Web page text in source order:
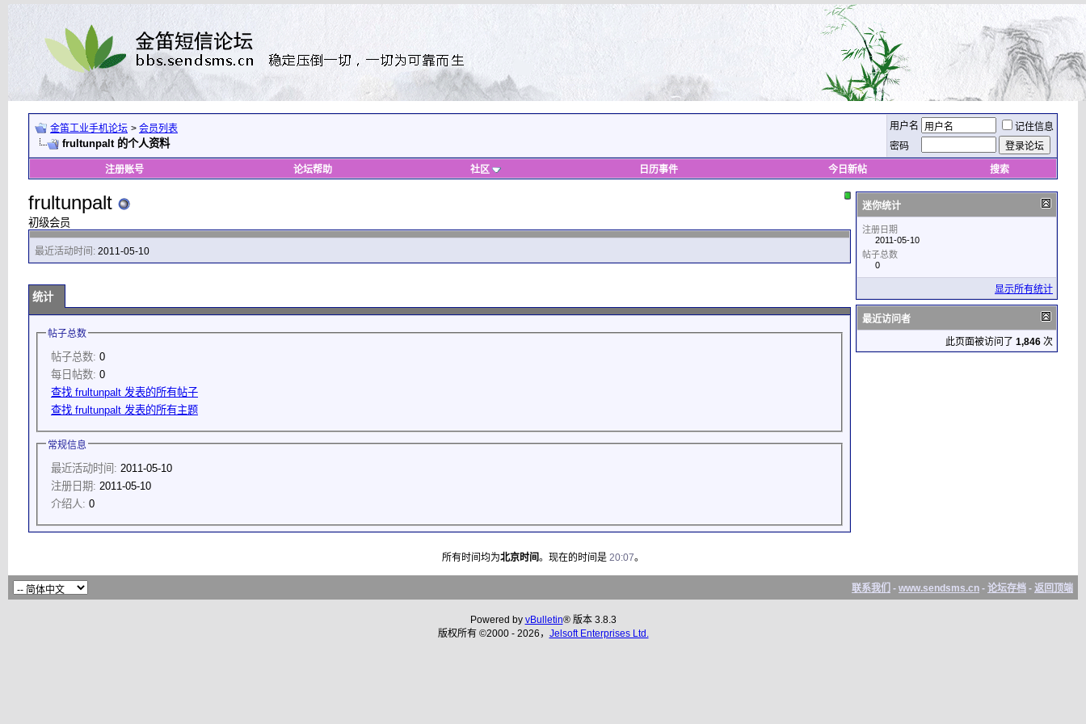
金笛工业手机论坛 > 会员列表
frultunpalt 的个人资料
用户名
记住信息
密码
注册账号 论坛帮助 社区 日历事件 今日新帖 搜索
frultunpalt
初级会员
最近活动时间: 2011-05-10
统计
帖子总数
帖子总数: 0
每日帖数: 0
查找 frultunpalt 发表的所有帖子
查找 frultunpalt 发表的所有主题
常规信息
最近活动时间: 2011-05-10
注册日期: 2011-05-10
介绍人: 0
迷你统计
注册日期
2011-05-10
帖子总数
0
显示所有统计
最近访问者
此页面被访问了 1,846 次
所有时间均为北京时间。现在的时间是 20:07。
联系我们 - www.sendsms.cn - 论坛存档 - 返回顶端
Powered by vBulletin® 版本 3.8.3
版权所有 ©2000 - 2026， Jelsoft Enterprises Ltd.